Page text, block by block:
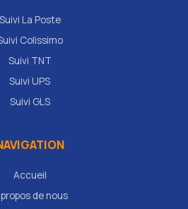
Suivi La Poste
Colissimo
Suivi TNT
Suivi UPS
Suivi GLS
Accueil
de nous